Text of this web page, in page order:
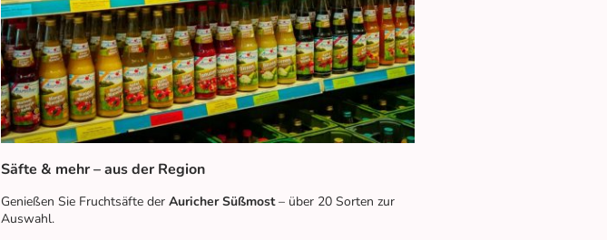
Säfte & mehr – aus der Region
Genießen Sie Fruchtsäfte der Auricher Süßmost– über 20 Sorten zur
Auswahl.